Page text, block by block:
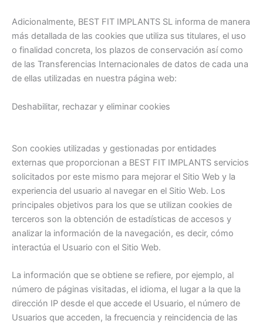
Adicionalmente, BEST FIT IMPLANTS SL informa de manera
más detallada de las cookies que utiliza sus titulares, el uso
o finalidad concreta, los plazos de conservación así como
de las Transferencias Internacionales de datos de cada una
de ellas utilizadas en nuestra página web:
Deshabilitar, rechazar y eliminar cookies
Son cookies utilizadas y gestionadas por entidades
externas que proporcionan a BEST FIT IMPLANTS servicios
solicitados por este mismo para mejorar el Sitio Web y la
experiencia del usuario al navegar en el Sitio Web. Los
principales objetivos para los que se utilizan cookies de
terceros son la obtención de estadísticas de accesos y
analizar la información de la navegación, es decir, cómo
interactúa el Usuario con el Sitio Web.
La información que se obtiene se refiere, por ejemplo, al
número de páginas visitadas, el idioma, el lugar a la que la
dirección IP desde el que accede el Usuario, el número de
Usuarios que acceden, la frecuencia y reincidencia de las